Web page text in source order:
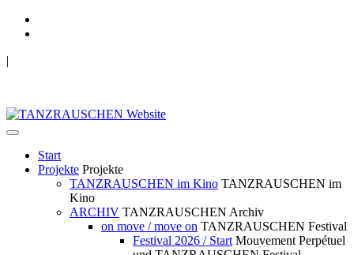
|
Start
Projekte Projekte
TANZRAUSCHEN im Kino TANZRAUSCHEN im
Kino
ARCHIV TANZRAUSCHEN Archiv
on move / move on TANZRAUSCHEN Festival
Festival 2026 / Start Mouvement Perpétuel